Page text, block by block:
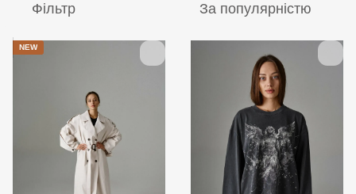
Фільтр За популярністю
NEW